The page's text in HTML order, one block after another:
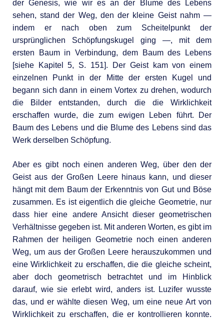
der Genesis, wie wir es an der Blume des Lebens
sehen, stand der Weg, den der kleine Geist nahm —
indem er nach oben zum Scheitelpunkt der
ursprünglichen Schöpfungskugel ging —, mit dem
ersten Baum in Verbindung, dem Baum des Lebens
[siehe Kapitel 5, S. 151]. Der Geist kam von einem
einzelnen Punkt in der Mitte der ersten Kugel und
begann sich dann in einem Vortex zu drehen, wodurch
die Bilder entstanden, durch die die Wirklichkeit
erschaffen wurde, die zum ewigen Leben führt. Der
Baum des Lebens und die Blume des Lebens sind das
Werk derselben Schöpfung.
Aber es gibt noch einen anderen Weg, über den der
Geist aus der Großen Leere hinaus kann, und dieser
hängt mit dem Baum der Erkenntnis von Gut und Böse
zusammen. Es ist eigentlich die gleiche Geometrie, nur
dass hier eine andere Ansicht dieser geometrischen
Verhältnisse gegeben ist. Mit anderen Worten, es gibt im
Rahmen der heiligen Geometrie noch einen anderen
Weg, um aus der Großen Leere herauszukommen und
eine Wirklichkeit zu erschaffen, die die gleiche scheint,
aber doch geometrisch betrachtet und im Hinblick
darauf, wie sie erlebt wird, anders ist. Luzifer wusste
das, und er wählte diesen Weg, um eine neue Art von
Wirklichkeit zu erschaffen, die er kontrollieren konnte.